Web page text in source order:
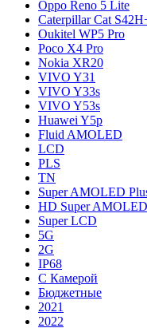
Oppo Reno 5 Lite
Caterpillar Cat
Oukitel WP5 Pro
Poco X4 Pro
Nokia XR20
VIVO Y31
VIVO Y33s
VIVO Y53s
Huawei Y5p
Fluid AMOLED
LCD
PLS
TN
Super AMOLED
HD Super AMOLED
Super LCD
5G
2G
IP68
С Камерой
Бюджетные
2021
2022